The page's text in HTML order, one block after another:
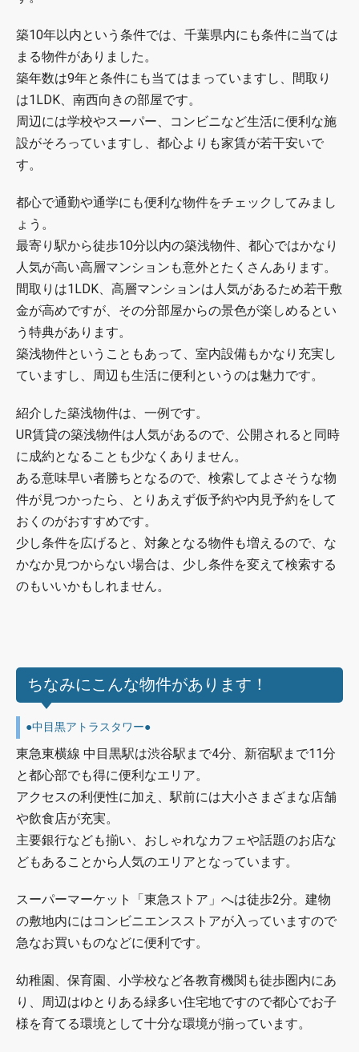
築10年以内という条件では、千葉県内にも条件に当ては
まる物件がありました。
築年数は9年と条件にも当てはまっていますし、間取り
は1LDK、南西向きの部屋です。
周辺には学校やスーパー、コンビニなど生活に便利な施
設がそろっていますし、都心よりも家賃が若干安いで
す。
都心で通勤や通学にも便利な物件をチェックしてみまし
ょう。
最寄り駅から徒歩10分以内の築浅物件、都心ではかなり
人気が高い高層マンションも意外とたくさんあります。
間取りは1LDK、高層マンションは人気があるため若干敷
金が高めですが、その分部屋からの景色が楽しめるとい
う特典があります。
築浅物件ということもあって、室内設備もかなり充実し
ていますし、周辺も生活に便利というのは魅力です。
紹介した築浅物件は、一例です。
UR賃貸の築浅物件は人気があるので、公開されると同時
に成約となることも少なくありません。
ある意味早い者勝ちとなるので、検索してよさそうな物
件が見つかったら、とりあえず仮予約や内見予約をして
おくのがおすすめです。
少し条件を広げると、対象となる物件も増えるので、な
かなか見つからない場合は、少し条件を変えて検索する
のもいいかもしれません。
ちなみにこんな物件があります！
●中目黒アトラスタワー●
東急東横線 中目黒駅は渋谷駅まで4分、新宿駅まで11分
と都心部でも得に便利なエリア。
アクセスの利便性に加え、駅前には大小さまざまな店舗
や飲食店が充実。
主要銀行なども揃い、おしゃれなカフェや話題のお店な
どもあることから人気のエリアとなっています。
スーパーマーケット「東急ストア」へは徒歩2分。建物
の敷地内にはコンビニエンスストアが入っていますので
急なお買いものなどに便利です。
幼稚園、保育園、小学校など各教育機関も徒歩圏内にあ
り、周辺はゆとりある緑多い住宅地ですので都心でお子
様を育てる環境として十分な環境が揃っています。